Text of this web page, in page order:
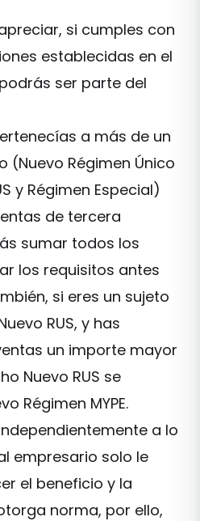
si cumples con
establecidas en el
ser parte del
a más de un
(Nuevo Régimen Único
y Régimen Especial)
de tercera
sumar todos los
los requisitos antes
si eres un sujeto
RUS, y has
un importe mayor
Nuevo RUS se
Régimen MYPE.
a lo
empresario solo le
el beneficio y la
norma, por ello,